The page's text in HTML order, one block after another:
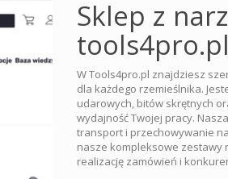
Sklep z
W Tools4pro.pl znajdziesz
dla każdego rzemieślnika.
udarowych, bitów skrętnych
wydajność Twojej pracy.
transport i przechowywanie
nasze kompleksowe zestawy
realizację zamówień i